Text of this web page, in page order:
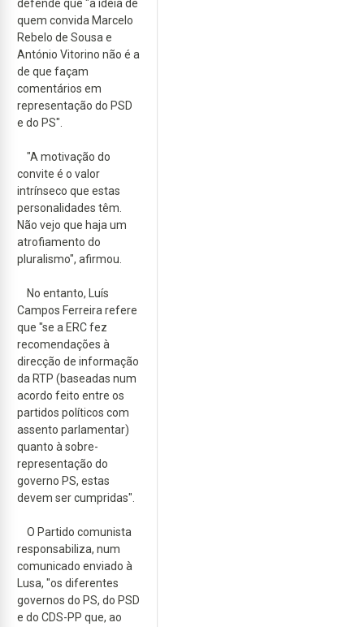
defende que "a ideia de
quem convida Marcelo
Rebelo de Sousa e
António Vitorino não é a
de que façam
comentários em
representação do PSD
e do PS".
"A motivação do
convite é o valor
intrínseco que estas
personalidades têm.
Não vejo que haja um
atrofiamento do
pluralismo", afirmou.
No entanto, Luís
Campos Ferreira refere
que "se a ERC fez
recomendações à
direcção de informação
da RTP (baseadas num
acordo feito entre os
partidos políticos com
assento parlamentar)
quanto à sobre-
representação do
governo PS, estas
devem ser cumpridas".
O Partido comunista
responsabiliza, num
comunicado enviado à
Lusa, "os diferentes
governos do PS, do PSD
e do CDS-PP que, ao